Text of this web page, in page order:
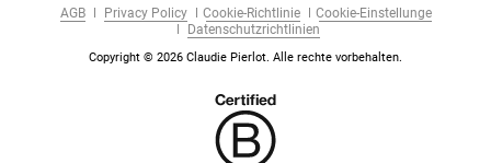
AGB Privacy Policy Cookie-Richtlinie
Cookie-Einstellunge
Datenschutzrichtlinien
Copyright © 2026 Claudie Pierlot. Alle rechte vorbehalten.